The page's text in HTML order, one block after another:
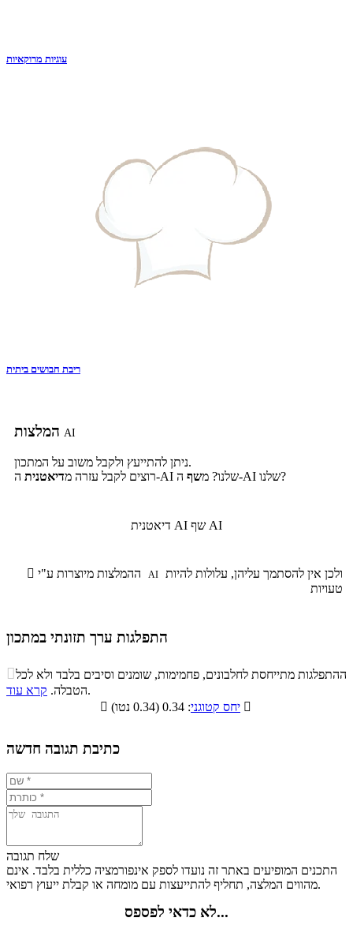
עוגיות מרוקאיות
ריבת חבושים ביתית
AI
ניתן להתייעץ ולקבל משוב על המתכון.
רוצים לקבל עזרה מדיאטנית ה-AI שלנו? משף ה-AI שלנו?
דיאטנית AI שף AI
 AI
טעויות
התפלגות ערך תזונתי במתכון
התפלגות ערך תזונתי במתכון
סיבים
תזונתיים
שומנים חלבונים
5.8% 69.1%
ההתפלגות מתייחסת לחלבונים, פחמימות, שומנים וסיבים בלבד ולא לכל
הטבלה. קרא עוד
.

יחס קטוגני 
כתיבת תגובה חדשה
שלח תגובה
התכנים המופיעים באתר זה נועדו לספק אינפורמציה כללית בלבד. אינם
מהווים המלצה, תחליף להתייעצות עם מומחה או קבלת ייעוץ רפואי.
לא כדאי לפספס...